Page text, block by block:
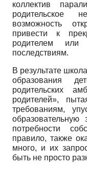
коллектив
родительское
возможность
привести к
родителем
последствиям.
В результате
образования
родительских
родителей»,
требованиям,
образовательную
потребности
правило, также
много, и их
быть не просто